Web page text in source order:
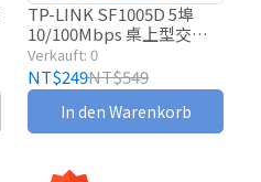
手
TP-LINK SF1005D 5埠
10/100Mbps 桌上型交換
器
Verkauft: 0
NT$249NT$549
In den Warenkorb